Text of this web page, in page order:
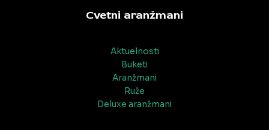
Cvetni aranžmani
Aktuelnosti
Buketi
Aranžmani
Ruže
Deluxe aranžmani